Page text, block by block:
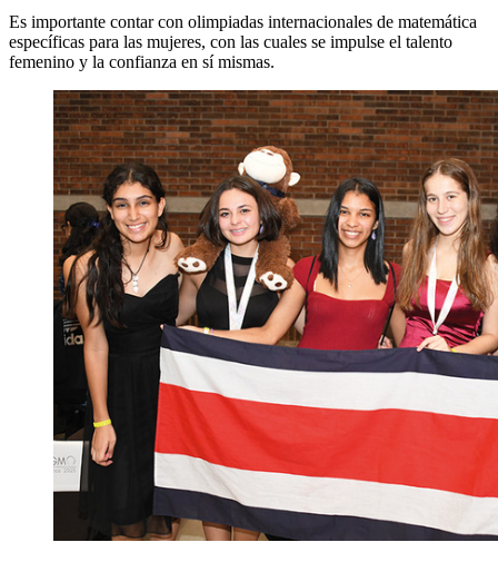
Es importante contar con olimpiadas internacionales de matemática
específicas para las mujeres, con las cuales se impulse el talento
femenino y la confianza en sí mismas.